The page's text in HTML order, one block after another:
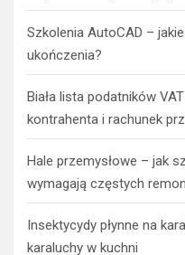
Szkolenia AutoCAD –
ukończenia?
Biała lista podatników
kontrahenta i rachunek
Hale przemysłowe – jak
wymagają częstych
Insektycydy płynne na
karaluchy w kuchni